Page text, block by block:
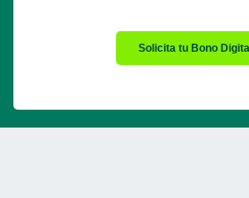
Solicita tu Bono